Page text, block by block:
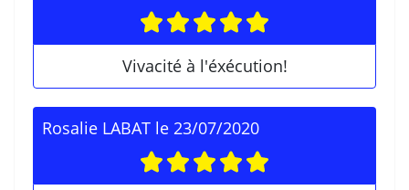
Vivacité à l'éxécution!
Rosalie LABAT le 23/07/2020